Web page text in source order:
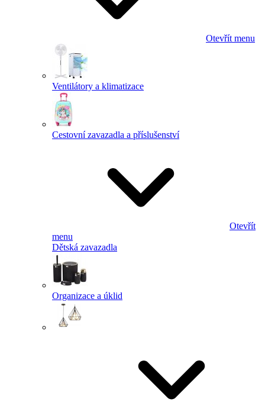
Otevřít menu
Ventilátory a klimatizace
Cestovní zavazadla a příslušenství
Otevřít
menu
Dětská zavazadla
Organizace a úklid